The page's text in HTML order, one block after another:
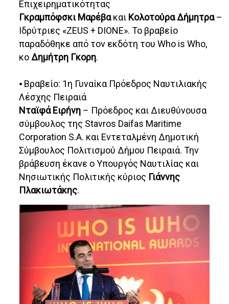
Επιχειρηματικότητας
Γκραμπόφσκι Μαρέβακαι Κολοτούρα Δήμητρα–
Ιδρύτριες «ZEUS + DIONE». Το βραβείο
παραδόθηκε από τον εκδότη του Who is Who,
κο Δημήτρη Γκορη.
⦁ Βραβείο: 1η Γυναίκα Πρόεδρος Ναυτιλιακής
Λέσχης Πειραιά
Νταϊφά Ειρήνη – Πρόεδρος και Διευθύνουσα
σύμβουλος της Stavros Daifas Maritime
Corporation S.A. και Εντεταλμένη Δημοτική
Σύμβουλος Πολιτισμού Δήμου Πειραιά. Την
βράβευση έκανε ο Υπουργός Ναυτιλίας και
Νησιωτικής Πολιτικής κύριος Γιάννης
Πλακιωτάκης.